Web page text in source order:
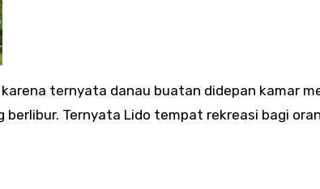
ternyata danau buatan didepan kamar
Ternyata Lido tempat rekreasi bagi